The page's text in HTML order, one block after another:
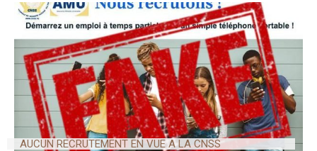
AUCUN RECRUTEMENT EN VUE A LA CNSS